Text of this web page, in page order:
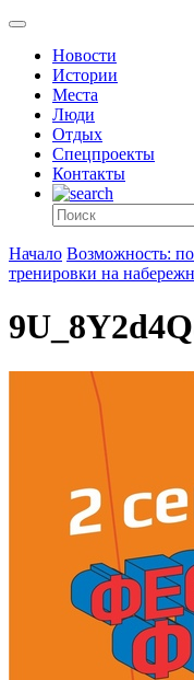
Новости
Истории
Места
Люди
Отдых
Спецпроекты
Контакты
Начало Возможность:
тренировки на